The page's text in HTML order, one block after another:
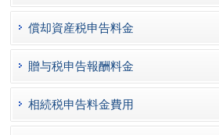
償却資産税申告料金
贈与税申告報酬料金
相続税申告料金費用